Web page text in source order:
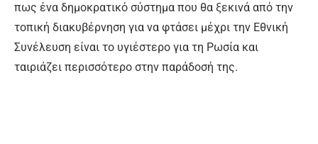
πως ένα δημοκρατικό σύστημα που θα ξεκινά από την
τοπική διακυβέρνηση για να φτάσει μέχρι την Εθνική
Συνέλευση είναι το υγιέστερο για τη Ρωσία και
ταιριάζει περισσότερο στην παράδοσή της.